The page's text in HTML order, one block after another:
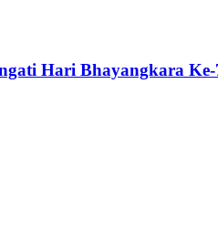
Hari Bhayangkara Ke-